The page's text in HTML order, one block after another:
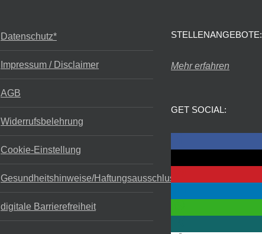
Datenschutz*
Impressum / Disclaimer
AGB
Widerrufsbelehrung
Cookie-Einstellung
Gesundheitshinweise/Haftungsausschluss
digitale Barrierefreiheit
STELLENANGEBOTE:
Mehr erfahren
GET SOCIAL: